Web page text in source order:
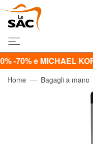
e MICHAEL KORS
Home Bagagli a mano